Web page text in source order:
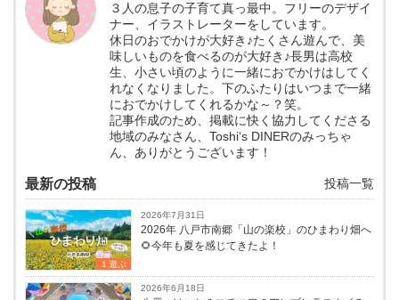
３人の息子の子育て真っ最中。フリーのデザイ
ナー、イラストレーターをしています。
休日のおでかけが大好き♪たくさん遊んで、美
味しいものを食べるのが大好き♪長男は高校
生、小さい頃のように一緒におでかけはしてく
れなくなりました。下のふたりはいつまで一緒
におでかけしてくれるかな～？笑。
記事作成のため、掲載に快く協力してくださる
地域のみなさん、Toshi‘s DINERのみっちゃ
ん、ありがとうございます！
最新の投稿 投稿一覧
１遊ぶ
2026年7月31日
2026年 八戸市南郷「山の楽校」のひまわり畑へ
🌻今年も夏を感じてきたよ！
2026年6月18日